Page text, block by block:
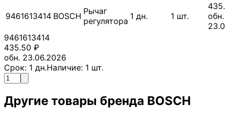
9461613414 BOSCH Рычаг
регулятора 1 дн. 1 шт.
обн.
9461613414
435.50 ₽
обн. 23.06.2026
Срок: 1 дн.Наличие: 1 шт.
Другие товары бренда BOSCH